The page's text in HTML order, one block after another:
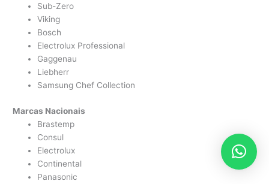
Sub-Zero
Viking
Bosch
Electrolux Professional
Gaggenau
Liebherr
Samsung Chef Collection
Marcas Nacionais
Brastemp
Consul
Electrolux
Continental
Panasonic